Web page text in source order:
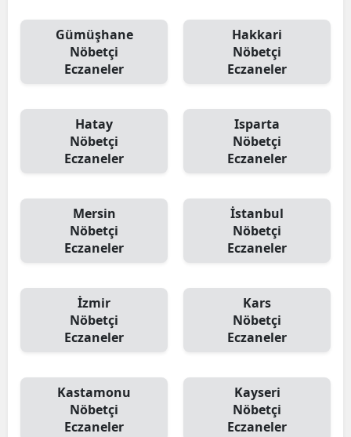
Gümüşhane
Nöbetçi
Eczaneler
Hakkari
Nöbetçi
Eczaneler
Hatay
Nöbetçi
Eczaneler
Isparta
Nöbetçi
Eczaneler
Mersin
Nöbetçi
Eczaneler
İstanbul
Nöbetçi
Eczaneler
İzmir
Nöbetçi
Eczaneler
Kars
Nöbetçi
Eczaneler
Kastamonu
Nöbetçi
Eczaneler
Kayseri
Nöbetçi
Eczaneler